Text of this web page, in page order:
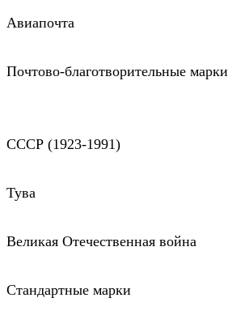
Авиапочта
Почтово-благотворительные марки
СССР (1923-1991)
Тува
Великая Отечественная война
Стандартные марки